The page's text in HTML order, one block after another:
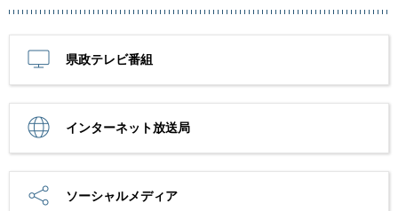
県政テレビ番組
インターネット放送局
ソーシャルメディア